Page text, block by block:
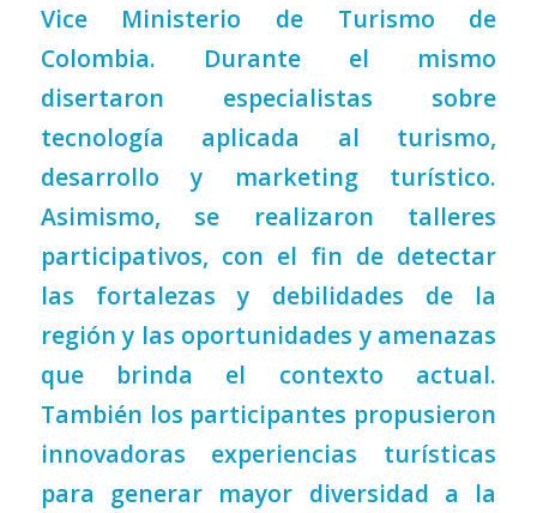
Vice Ministerio de Turismo de
Colombia. Durante el mismo
disertaron especialistas sobre
tecnología aplicada al turismo,
desarrollo y marketing turístico.
Asimismo, se realizaron talleres
participativos, con el fin de detectar
las fortalezas y debilidades de la
región y las oportunidades y amenazas
que brinda el contexto actual.
También los participantes propusieron
innovadoras experiencias turísticas
para generar mayor diversidad a la